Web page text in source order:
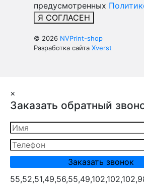
предусмотренных
Я СОГЛАСЕН
© 2026 NVPrint-shop
Разработка сайта Xverst
×
Заказать обратный